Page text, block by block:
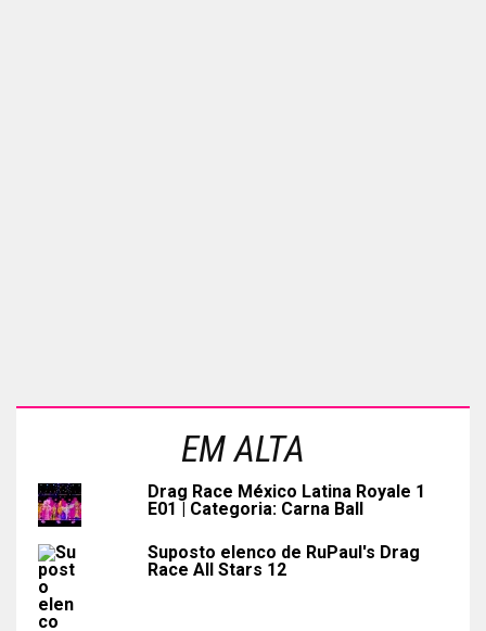
EM ALTA
Drag Race México Latina Royale 1
E01 | Categoria: Carna Ball
Suposto elenco de RuPaul's Drag
Race All Stars 12